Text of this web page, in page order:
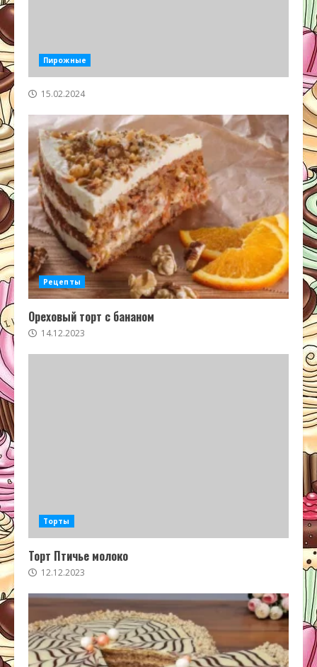
Пирожные
15.02.2024
Рецепты
Ореховый торт с бананом
14.12.2023
Торты
Торт Птичье молоко
12.12.2023